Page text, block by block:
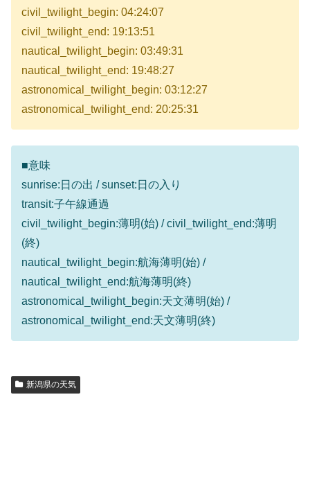
civil_twilight_begin: 04:24:07
civil_twilight_end: 19:13:51
nautical_twilight_begin: 03:49:31
nautical_twilight_end: 19:48:27
astronomical_twilight_begin: 03:12:27
astronomical_twilight_end: 20:25:31
■意味
sunrise:日の出 / sunset:日の入り
transit:子午線通過
civil_twilight_begin:薄明(始) / civil_twilight_end:薄明
(終)
nautical_twilight_begin:航海薄明(始) /
nautical_twilight_end:航海薄明(終)
astronomical_twilight_begin:天文薄明(始) /
astronomical_twilight_end:天文薄明(終)
新潟県の天気